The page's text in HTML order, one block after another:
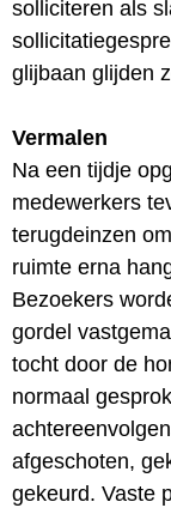
solliciteren als
glijbaan glijden
Vermalen
Na een tijdje
medewerkers
terugdeinzen
ruimte erna
Bezoekers
gordel
tocht door de
normaal
afgeschoten,
gekeurd. Vaste